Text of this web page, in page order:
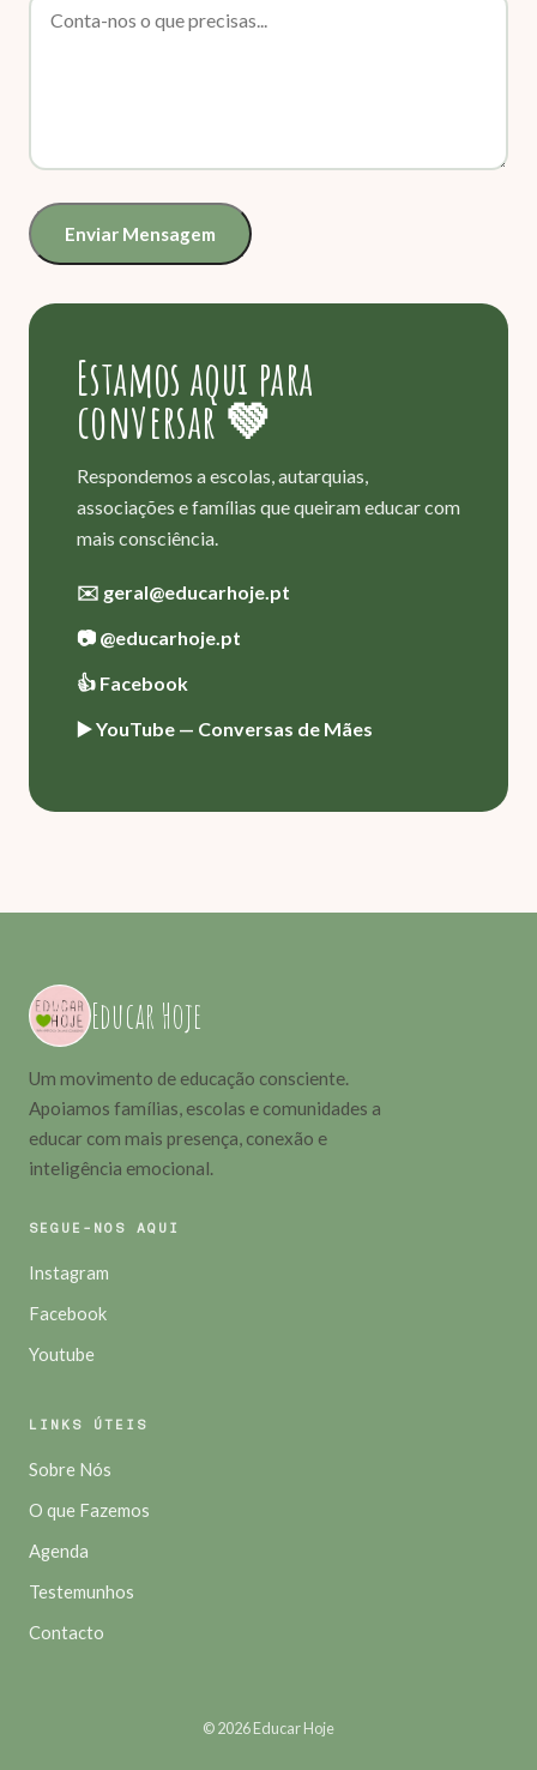
Enviar Mensagem
Estamos aqui para
conversar 💚
Respondemos a escolas, autarquias,
associações e famílias que queiram educar com
mais consciência.
✉️ geral@educarhoje.pt
📷 @educarhoje.pt
👍 Facebook
▶️ YouTube — Conversas de Mães
Educar Hoje
Um movimento de educação consciente.
Apoiamos famílias, escolas e comunidades a
educar com mais presença, conexão e
inteligência emocional.
SEGUE-NOS AQUI
Instagram
Facebook
Youtube
LINKS ÚTEIS
Sobre Nós
O que Fazemos
Agenda
Testemunhos
Contacto
© 2026 Educar Hoje